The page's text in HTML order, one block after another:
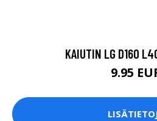
KAIUTIN LG D160
9.95